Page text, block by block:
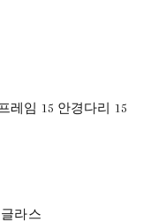
레임 15 안경다리 15
라스